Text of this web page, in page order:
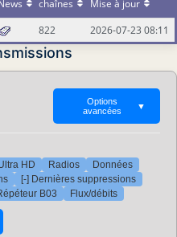
chaînes
Mise à jour
822 2026-07-23 08:11
Options
avancées
▼
HD Radios
Données
[-] Dernières suppressions
B03 Flux/débits